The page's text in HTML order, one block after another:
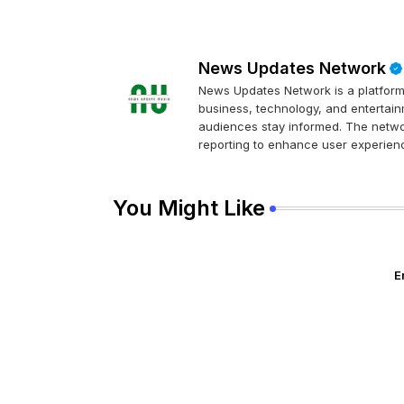
News Updates Network
News Updates Network is a
business, technology, and
audiences stay informed. The
reporting to enhance user
You Might Like